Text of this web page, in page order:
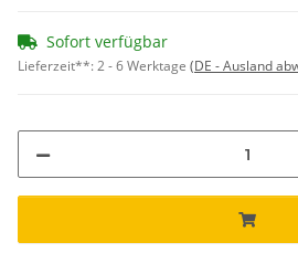
Sofort verfügbar
Lieferzeit**:2 - 6 Werktage (DE - Ausland